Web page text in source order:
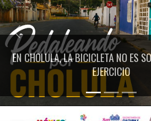
EN CHOLULA, LA BICICLETA NO ES
EJERCICIO
Previous